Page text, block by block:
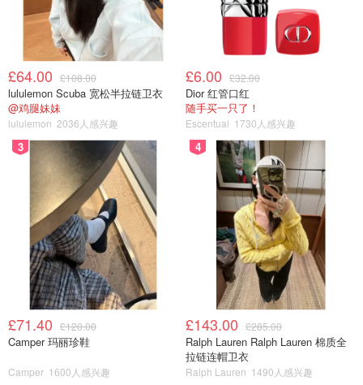
£64.00 £108.00
lululemon Scuba 宽松半拉链卫衣
@鸡腿妹妹
lululemon 2036人感兴趣
£6.00 £32.00
Dior 红管口红
随手买一只了！
Escentual 1730人感兴趣
3
£71.40 £120.00
Camper 玛丽珍鞋
Camper 1600人感兴趣
4
£143.00 £285.00
Ralph Lauren Ralph Lauren 棉质全
拉链连帽卫衣
Ralph Lauren 1490人感兴趣